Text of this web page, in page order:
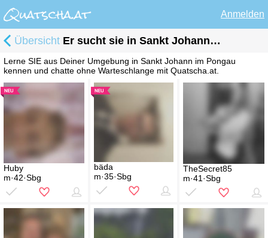
Anmelden
Übersicht Er sucht sie in Sankt Johann im Pongau
Lerne SIE aus Deiner Umgebung in Sankt Johann im Pongau
kennen und chatte ohne Warteschlange mit Quatscha.at.
Huby
m·42·Sbg
bäda
m·35·Sbg
TheSecret85
m·41·Sbg